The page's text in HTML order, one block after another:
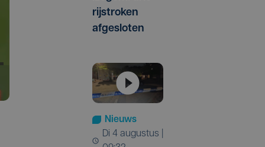
rijstroken
afgesloten
Nieuws
di 4 augustus |